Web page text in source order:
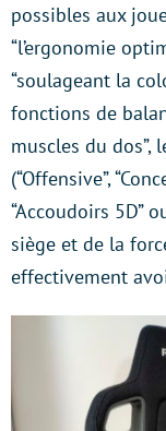
possibles aux
“l’ergonomie
“soulageant la
fonctions de
muscles du dos”,
(“Offensive”,
“Accoudoirs 5D”
siège et de la
effectivement